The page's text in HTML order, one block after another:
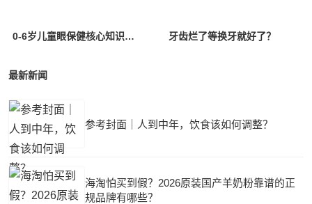
0-6岁儿童眼保健核心知识要点 牙齿烂了等换牙就好了？
最新新闻
参考封面｜人到中年，饮食该如何调整？
海淘怕买到假？2026原装国产羊奶粉靠谱的正
规品牌有哪些？